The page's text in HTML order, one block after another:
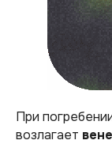
При
возлагает